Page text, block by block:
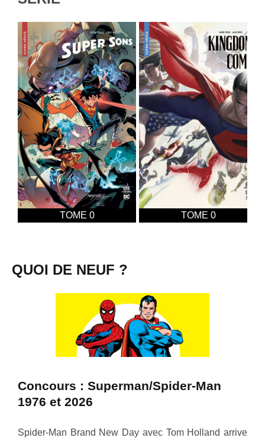
TOME 0 TOME 0
QUOI DE NEUF ?
Concours : Superman/Spider-Man
1976 et 2026
Spider-Man Brand New Day avec Tom Holland arrive